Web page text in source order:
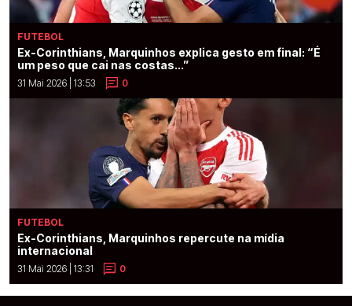
FUTEBOL
Ex-Corinthians, Marquinhos explica gesto em final: “É
um peso que cai nas costas...”
31 Mai 2026 | 13:53 0
FUTEBOL
Ex-Corinthians, Marquinhos repercute na mídia
internacional
31 Mai 2026 | 13:31 0